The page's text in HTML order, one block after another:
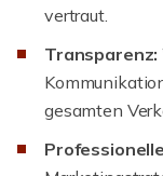
vertraut.
Transparenz:
gesamten